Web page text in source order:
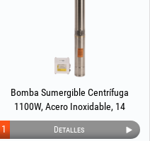
Bomba Sumergible Centrífuga
1100W, Acero Inoxidable, 14
Turbinas, Panel de Control, Mayor
Resistencia a la Arena EvoSanitary
Detalles
1